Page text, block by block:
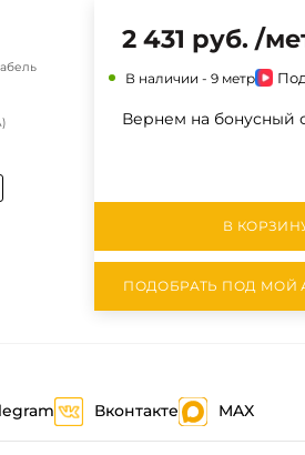
2 431 руб. /
В наличии - 9 метр
Вернем на бонусный
В
ПОДОБРАТЬ ПОД МОЙ
Вконтакте MAX